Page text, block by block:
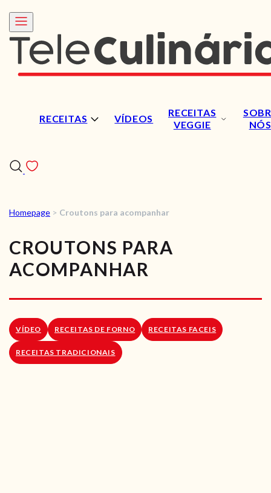
RECEITAS VÍDEOS
RECEITAS
VEGGIE
NÓS
RECEITAS
VÍDEOS
RECEITAS VEGGIE
LOJA ONLINE
Homepage > Croutons para acompanhar
CROUTONS PARA
ACOMPANHAR
VÍDEO RECEITAS DE FORNO RECEITAS FACEIS
RECEITAS TRADICIONAIS